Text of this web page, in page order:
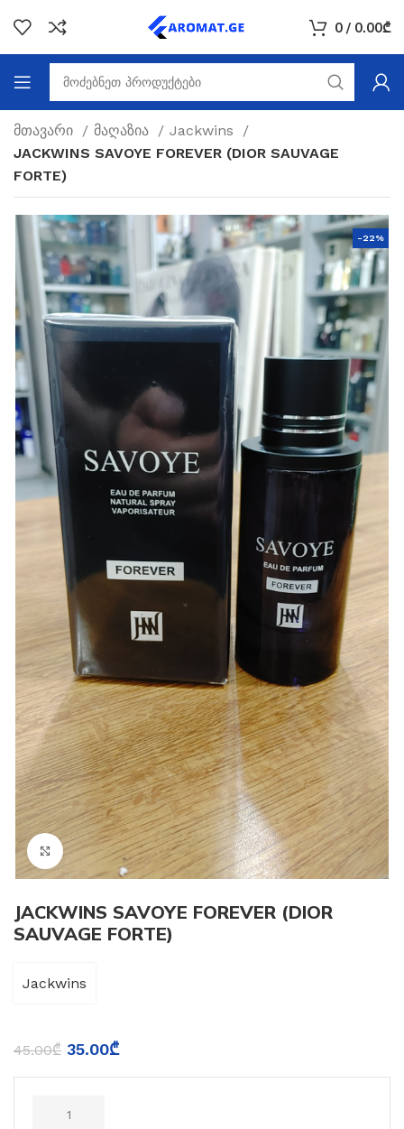
0 / 0.00₾
მთავარი მაღაზია
Jackwins
JACKWINS SAVOYE FOREVER (DIOR SAUVAGE
FORTE)
-22%
Click to enlarge
JACKWINS SAVOYE FOREVER (DIOR
SAUVAGE FORTE)
Jackwins
45.00₾ 35.00₾